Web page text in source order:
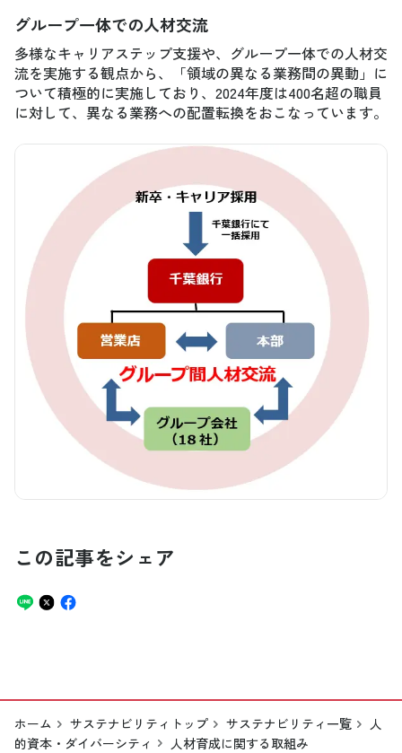
グループ一体での人材交流
多様なキャリアステップ支援や、グループ一体での人材交
流を実施する観点から、「領域の異なる業務間の異動」に
ついて積極的に実施しており、2024年度は400名超の職員
に対して、異なる業務への配置転換をおこなっています。
この記事をシェア
ホーム サステナビリティトップ サステナビリティ一覧
人
的資本・ダイバーシティ
人材育成に関する取組み